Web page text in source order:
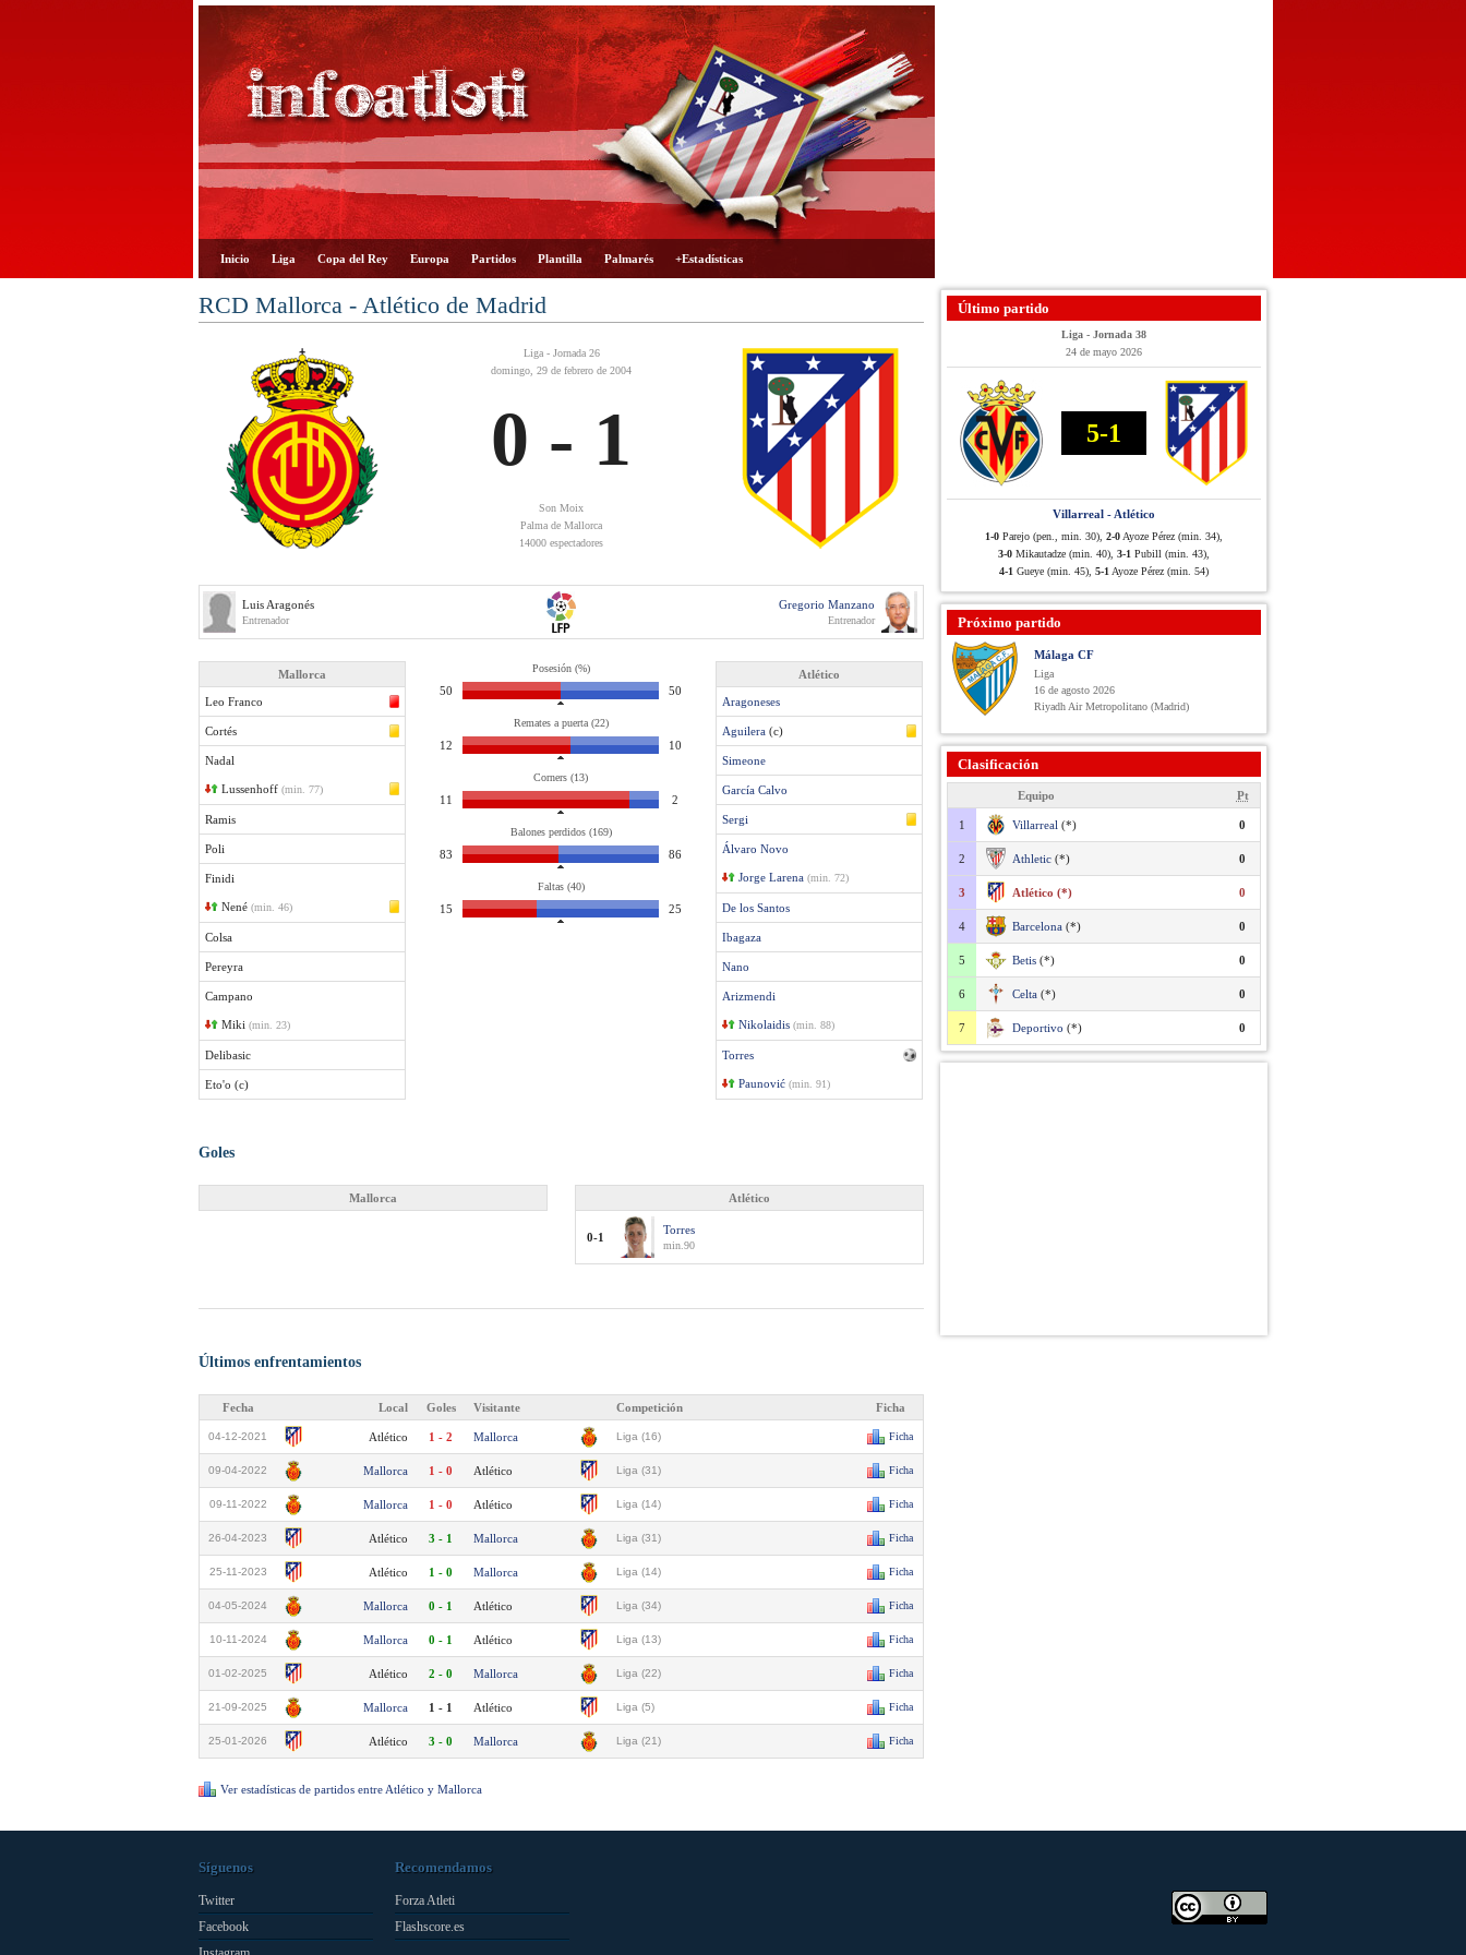
Inicio Liga Copa del Rey Europa Partidos Plantilla Palmarés +Estadísticas
RCD Mallorca - Atlético de Madrid
Liga - Jornada 26
domingo, 29 de febrero de 2004
0 - 1
Son Moix
Palma de Mallorca
14000 espectadores
Luis Aragonés
Entrenador
Gregorio Manzano
Entrenador
Mallorca
Leo Franco
Cortés
Nadal
Lussenhoff (min. 77)
Ramis
Poli
Finidi
Nené (min. 46)
Colsa
Pereyra
Campano
Miki (min. 23)
Delibasic
Eto'o (c)
Posesión (%)
50 50
Remates a puerta (22)
12 10
Corners (13)
11 2
Balones perdidos (169)
83 86
Faltas (40)
15 25
Atlético
Aragoneses
Aguilera (c)
Simeone
García Calvo
Sergi
Álvaro Novo
Jorge Larena (min. 72)
De los Santos
Ibagaza
Nano
Arizmendi
Nikolaidis (min. 88)
Torres
Paunović (min. 91)
Goles
Mallorca Atlético
0-1
Torres
min.90
Últimos enfrentamientos
Fecha Local Goles Visitante Competición Ficha
04-12-2021 Atlético 1 - 2 Mallorca Liga (16) Ficha
09-04-2022 Mallorca 1 - 0 Atlético Liga (31) Ficha
09-11-2022 Mallorca 1 - 0 Atlético Liga (14) Ficha
26-04-2023 Atlético 3 - 1 Mallorca Liga (31) Ficha
25-11-2023 Atlético 1 - 0 Mallorca Liga (14) Ficha
04-05-2024 Mallorca 0 - 1 Atlético Liga (34) Ficha
10-11-2024 Mallorca 0 - 1 Atlético Liga (13) Ficha
01-02-2025 Atlético 2 - 0 Mallorca Liga (22) Ficha
21-09-2025 Mallorca 1 - 1 Atlético Liga (5) Ficha
25-01-2026 Atlético 3 - 0 Mallorca Liga (21) Ficha
Ver estadísticas de partidos entre Atlético y Mallorca
Último partido
Liga - Jornada 38
24 de mayo 2026
5-1
Villarreal - Atlético
1-0 Parejo (pen., min. 30), 2-0 Ayoze Pérez (min. 34),
3-0 Mikautadze (min. 40), 3-1 Pubill (min. 43),
4-1 Gueye (min. 45), 5-1 Ayoze Pérez (min. 54)
Próximo partido
Málaga CF
Liga
16 de agosto 2026
Riyadh Air Metropolitano (Madrid)
Clasificación
Equipo Pt
1 Villarreal (*) 0
2 Athletic (*) 0
3 Atlético (*) 0
4 Barcelona (*) 0
5 Betis (*) 0
6 Celta (*) 0
7 Deportivo (*) 0
Síguenos
Twitter
Facebook
Recomendamos
Forza Atleti
Flashscore.es